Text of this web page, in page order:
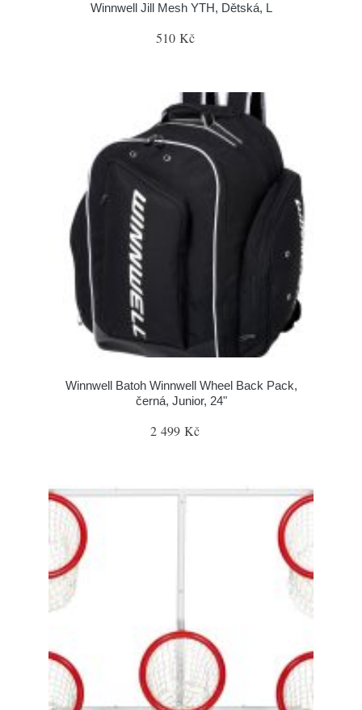
Winnwell Jill Mesh YTH, Dětská, L
510 Kč
Winnwell Batoh Winnwell Wheel Back Pack,
černá, Junior, 24"
2 499 Kč